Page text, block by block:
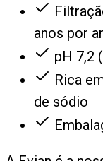
anos por
pH 7,2
Rica
de sódio